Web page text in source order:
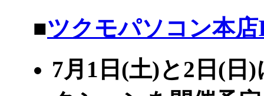
■ツクモパソコン本
7月1日(土)と2日(日